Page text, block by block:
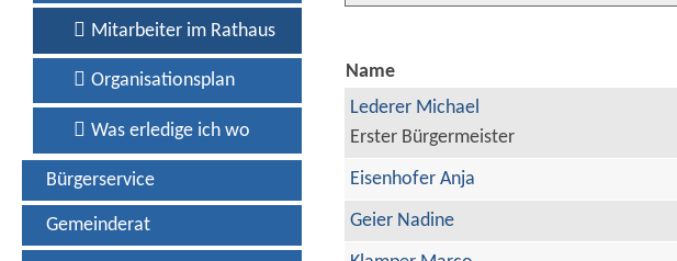
Mitarbeiter im Rathaus
Organisationsplan
Was erledige ich wo
Bürgerservice
Gemeinderat
Name
Lederer Michael
Erster Bürgermeister
Eisenhofer Anja
Geier Nadine